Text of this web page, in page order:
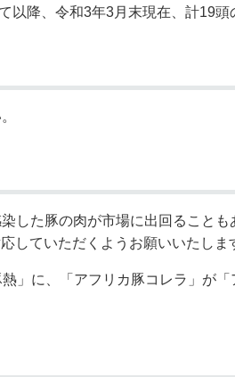
降、令和3年3月末現在、計19頭
した豚の⾁が市場に出回ることも
していただくようお願いいたしま
」に、「アフリカ豚コレラ」が